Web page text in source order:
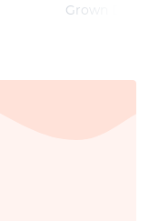
Grown